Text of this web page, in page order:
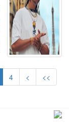
4 > >>